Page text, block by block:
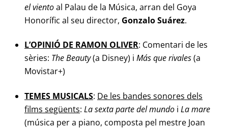
el vientoal Palau de la Música, arran del Goya
Honorífic al seu director, Gonzalo Suárez.
L’OPINIÓ DE RAMON OLIVER: Comentari de les
sèries: The Beauty(a Disney) i Más querivales(a
Movistar+)
TEMES MUSICALS: De les bandes sonores dels
films següents: La sexta parte del mundo i La mare
(música per a piano, composta pel mestre Joan